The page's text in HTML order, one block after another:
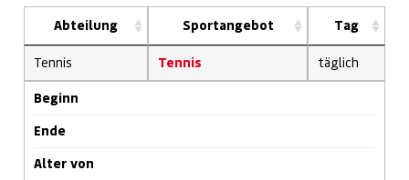
Abteilung Sportangebot Tag
Tennis Tennis täglich
Beginn
Ende
Alter von